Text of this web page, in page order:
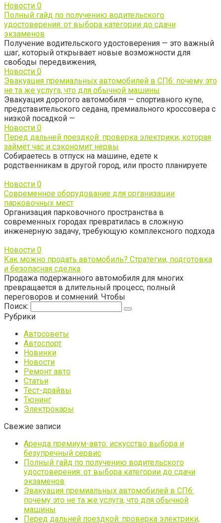
Новости 0
Полный гайд по получению водительского
удостоверения: от выбора категории до сдачи
экзаменов
Получение водительского удостоверения — это важный
шаг, который открывает новые возможности для
свободы передвижения,
Новости 0
Эвакуация премиальных автомобилей в СПб: почему это
не та же услуга, что для обычной машины
Эвакуация дорогого автомобиля — спортивного купе,
представительского седана, премиального кроссовера с
низкой посадкой —
Новости 0
Перед дальней поездкой: проверка электрики, которая
займёт час и сэкономит нервы
Собираетесь в отпуск на машине, едете к
родственникам в другой город, или просто планируете
Новости 0
Современное оборудование для организации
парковочных мест
Организация парковочного пространства в
современных городах превратилась в сложную
инженерную задачу, требующую комплексного подхода
Новости 0
Как можно продать автомобиль? Стратегии, подготовка
и безопасная сделка
Продажа подержанного автомобиля для многих
превращается в длительный процесс, полный
переговоров и сомнений. Чтобы
Поиск:
Рубрики
Автосоветы
Автоспорт
Новинки
Новости
Ремонт авто
Статьи
Тест-драйвы
Тюнинг
Электрокары
Свежие записи
Аренда премиум-авто: искусство выбора и
безупречный сервис
Полный гайд по получению водительского
удостоверения: от выбора категории до сдачи
экзаменов
Эвакуация премиальных автомобилей в СПб:
почему это не та же услуга, что для обычной
машины
Перед дальней поездкой: проверка электрики,